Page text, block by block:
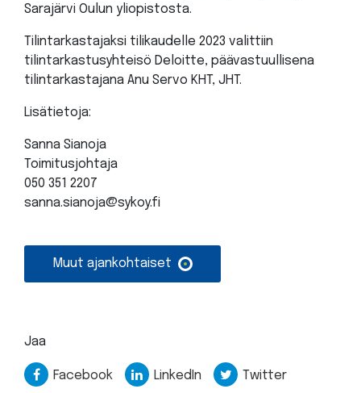
Sarajärvi Oulun yliopistosta.
Tilintarkastajaksi tilikaudelle 2023 valittiin
tilintarkastusyhteisö Deloitte, päävastuullisena
tilintarkastajana Anu Servo KHT, JHT.
Lisätietoja:
Sanna Sianoja
Toimitusjohtaja
050 351 2207
sanna.sianoja@sykoy.fi
Muut ajankohtaiset
Jaa
Facebook LinkedIn Twitter